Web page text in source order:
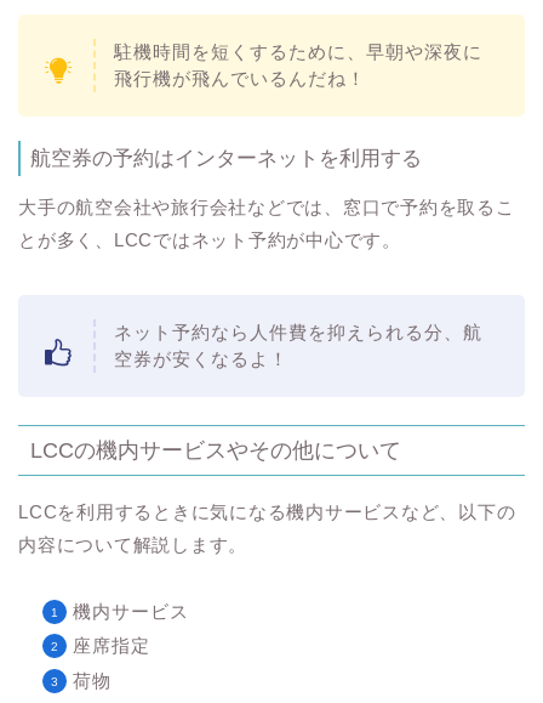
駐機時間を短くするために、早朝や深夜に
飛行機が飛んでいるんだね！
航空券の予約はインターネットを利用する
大手の航空会社や旅行会社などでは、窓口で予約を取るこ
とが多く、LCCではネット予約が中心です。
ネット予約なら人件費を抑えられる分、航
空券が安くなるよ！
LCCの機内サービスやその他について
LCCを利用するときに気になる機内サービスなど、以下の
内容について解説します。
機内サービス
座席指定
荷物